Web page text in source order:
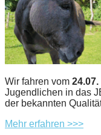
Wir fahren vom
Jugendlichen in das
der bekannten
Mehr erfahren >>>